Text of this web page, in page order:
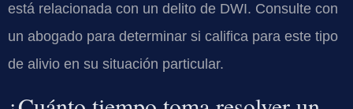
está relacionada con un delito de DWI. Consulte con
un abogado para determinar si califica para este tipo
de alivio en su situación particular.